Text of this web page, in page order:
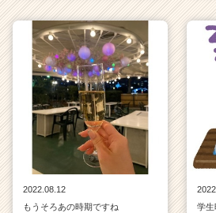
2022.08.12
もうそろあの時期ですね
学